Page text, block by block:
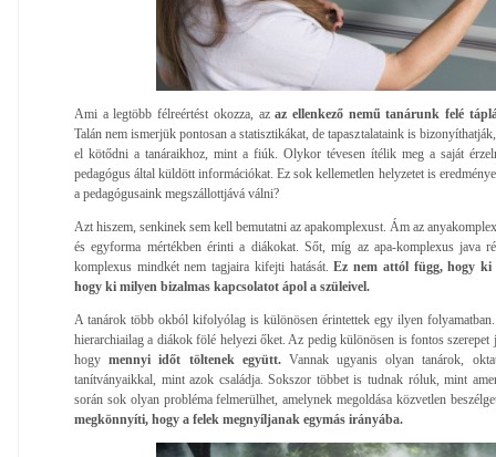
Ami a legtöbb félreértést okozza, azaz ellenkező nemű tanárunk felé
Talán nem ismerjük pontosan a statisztikákat, de tapasztalataink is
el kötődni a tanáraikhoz, mint a fiúk. Olykor tévesen ítélik meg a saját
pedagógus által küldött információkat. Ez sok kellemetlen helyzetet is
a pedagógusaink megszállottjává válni?
Azt hiszem, senkinek sem kell bemutatni az apakomplexust. Ám az
és egyforma mértékben érinti a diákokat. Sőt, míg az apa-komplexus java
komplexus mindkét nem tagjaira kifejti hatását.Ez nem attól függ, hogy ki
hogy ki milyen bizalmas kapcsolatot ápol a szüleivel.
A tanárok több okból kifolyólag is különösen érintettek egy ilyen
hierarchiailag a diákok fölé helyezi őket. Az pedig különösen is fontos szerepet
hogymennyi időt töltenek együtt.Vannak ugyanis olyan tanárok,
tanítványaikkal, mint azok családja. Sokszor többet is tudnak róluk, mint
során sok olyan probléma felmerülhet, amelynek megoldása közvetlen
megkönnyíti, hogy a felek megnyíljanak egymás irányába.